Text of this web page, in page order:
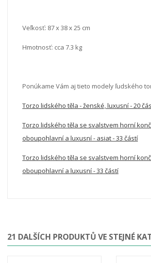
Veľkosť: 87 x 38 x 25 cm
Hmotnosť: cca 7.3 kg
Ponúkame Vám aj tieto modely ľudského
Torzo lidského těla - ženské, luxusní - 20
Torzo lidského těla se svalstvem horní
oboupohlavní a luxusní - asiat - 33 částí
Torzo lidského těla se svalstvem horní
oboupohlavní a luxusní - 33 částí
21 DALŠÍCH PRODUKTŮ VE STEJNÉ